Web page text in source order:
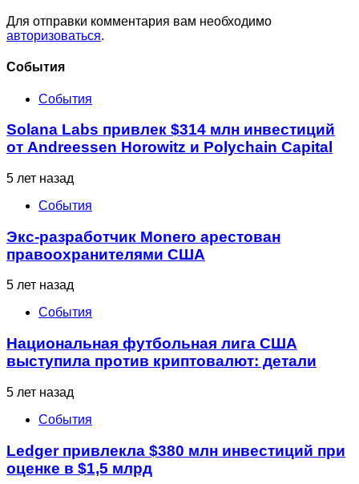
Для отправки комментария вам необходимо
авторизоваться.
Cобытия
События
Solana Labs привлек $314 млн инвестиций
от Andreessen Horowitz и Polychain Capital
5 лет назад
События
Экс-разработчик Monero арестован
правоохранителями США
5 лет назад
События
Национальная футбольная лига США
выступила против криптовалют: детали
5 лет назад
События
Ledger привлекла $380 млн инвестиций при
оценке в $1,5 млрд